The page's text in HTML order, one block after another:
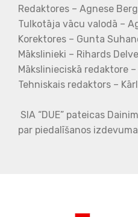
Redaktores – Agnese
Tulkotāja vācu valodā –
Korektores – Gunta
Mākslinieki – Rihards
Mākslinieciskā redaktore
Tehniskais redaktors –
SIA “DUE” pateicas
par piedalīšanos